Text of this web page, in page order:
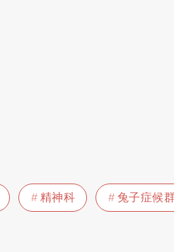
精神科 兔子症候